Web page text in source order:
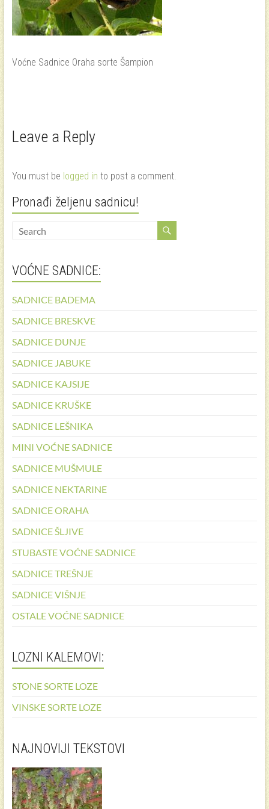
Voćne Sadnice Oraha sorte Šampion
Leave a Reply
You must be logged in to post a comment.
Pronađi željenu sadnicu!
VOĆNE SADNICE:
SADNICE BADEMA
SADNICE BRESKVE
SADNICE DUNJE
SADNICE JABUKE
SADNICE KAJSIJE
SADNICE KRUŠKE
SADNICE LEŠNIKA
MINI VOĆNE SADNICE
SADNICE MUŠMULE
SADNICE NEKTARINE
SADNICE ORAHA
SADNICE ŠLJIVE
STUBASTE VOĆNE SADNICE
SADNICE TREŠNJE
SADNICE VIŠNJE
OSTALE VOĆNE SADNICE
LOZNI KALEMOVI:
STONE SORTE LOZE
VINSKE SORTE LOZE
NAJNOVIJI TEKSTOVI